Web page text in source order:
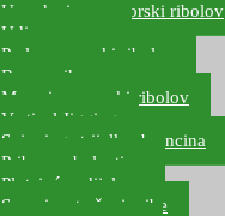
Upredenice za morski ribolov
Udice za more
Perle za morski ribolov
Brum prihrana za more
Mamci za morski ribolov
Vertical Jigging
Spinning strijelke, brancina
Pribor za bolentino
Plutajuća odijela
Sonari za traženje ribe